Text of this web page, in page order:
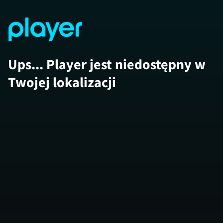
Ups... Player jest niedostępny w
Twojej lokalizacji